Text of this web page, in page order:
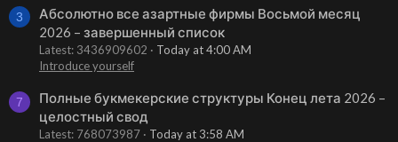
3
Абсолютно все азартные фирмы Восьмой месяц
2026 – завершенный список
Latest: 3436909602
Today at 4:00 AM
Introduce yourself
7
Полные букмекерские структуры Конец лета 2026 –
целостный свод
Latest: 768073987
Today at 3:58 AM